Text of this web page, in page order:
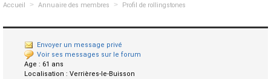
Accueil > Annuaire des membres > Profil de rollingstones
Envoyer un message privé
Voir ses messages sur le forum
Age : 61 ans
Localisation : Verrières-le-Buisson